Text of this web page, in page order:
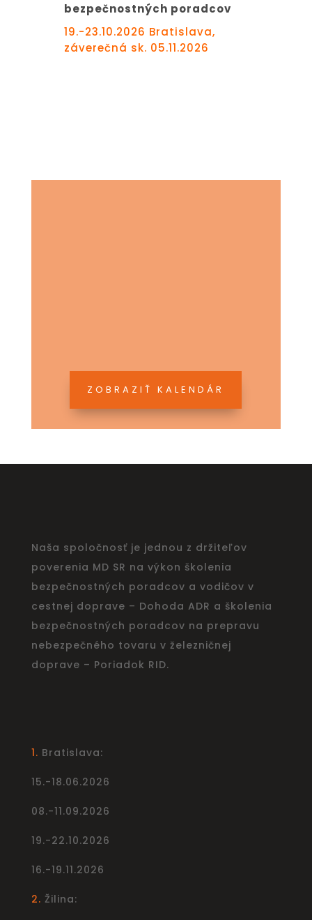
bezpečnostných poradcov
19.-23.10.2026 Bratislava,
záverečná sk. 05.11.2026
ZOBRAZIŤ KALENDÁR
Naša spoločnosť je jednou z držiteľov
poverenia MD SR na výkon školenia
bezpečnostných poradcov a vodičov v
cestnej doprave – Dohoda ADR a školenia
bezpečnostných poradcov na prepravu
nebezpečného tovaru v železničnej
doprave – Poriadok RID.
1. Bratislava:
15.-18.06.2026
08.-11.09.2026
19.-22.10.2026
16.-19.11.2026
2. Žilina: